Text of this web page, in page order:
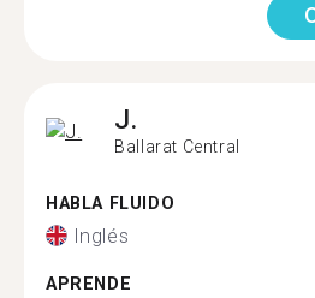
J.
Ballarat Central
HABLA FLUIDO
Inglés
APRENDE